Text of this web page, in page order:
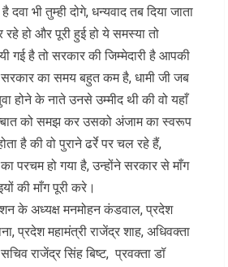
दवा भी तुम्ही दोगे, धन्यवाद तब दिया जाता
हो और पूरी हुई हो ये समस्या तो
गई है तो सरकार की जिम्मेदारी है आपकी
सरकार का समय बहुत कम है, धामी जी जब
होने के नाते उनसे उम्मीद थी की वो यहाँ
को समझ कर उसको अंजाम का स्वरूप
है की वो पुराने ढर्रे पर चल रहे हैं,
परचम हो गया है, उन्होंने सरकार से माँग
की माँग पूरी करे।
के अध्यक्ष मनमोहन कंडवाल, प्रदेश
प्रदेश महामंत्री राजेंद्र शाह, अधिवक्ता
राजेंद्र सिंह बिष्ट, प्रवक्ता डॉ